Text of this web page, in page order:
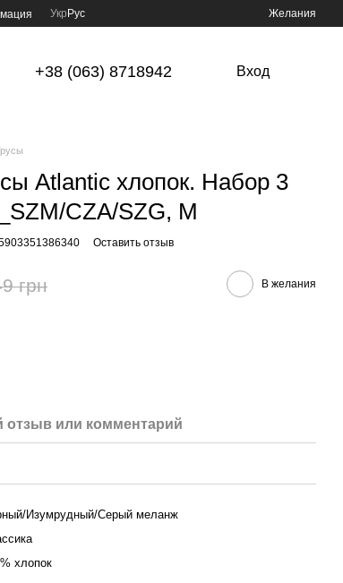
Укр Рус Желания
+38 (063) 8718942 Вход
Atlantic хлопок. Набор 3
CZA/SZG, M
Оставить отзыв
грн В желания
отзыв или комментарий
Изумрудный/Серый меланж
хлопок